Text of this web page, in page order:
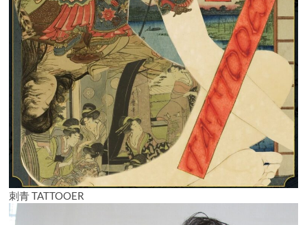
刺青 TATTOOER